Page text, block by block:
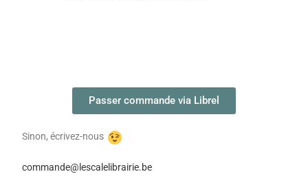
Passer commande via Librel
Sinon, écrivez-nous
commande@lescalelibrairie.be